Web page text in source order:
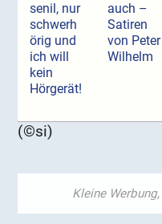
senil, nur
schwerh
örig und
ich will
kein
Hörgerät!
auch –
Satiren
von Peter
Wilhelm
(©si)